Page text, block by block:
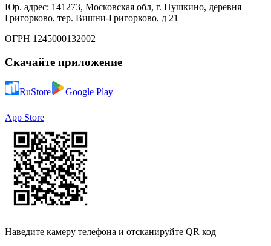
Юр. адрес: 141273, Московская обл, г. Пушкино, деревня
Григорково, тер. Вишни-Григорково, д 21
ОГРН 1245000132002
Скачайте приложение
RuStore Google Play
App Store
Наведите камеру телефона и отсканируйте QR код